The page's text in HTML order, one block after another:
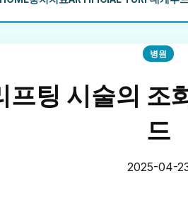
병원
프팅 시술의 조
드
2025-04-